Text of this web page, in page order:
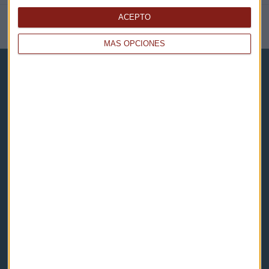
MÁS OPCIONES
ACEPTO
NOTICIAS RELACIONADAS